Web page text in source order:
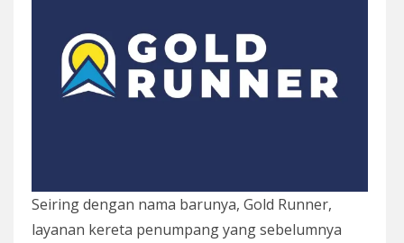
Seiring dengan nama barunya, Gold Runner,
layanan kereta penumpang yang sebelumnya